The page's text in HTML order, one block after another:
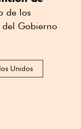
de los
del Gobierno
Unidos